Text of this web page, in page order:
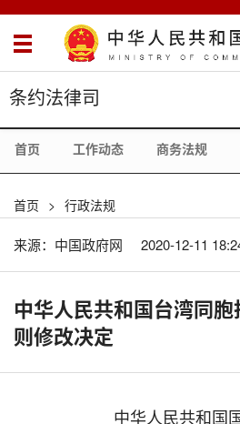
条约法律司
首页 工作动态 商务法规
首页 > 行政法规
来源：中国政府网 2020-12-11
中华人民共和国台湾同
则修改决定
中华人民共和国